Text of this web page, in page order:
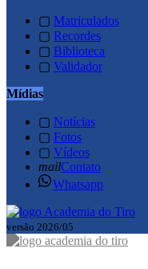
▢ Matriculados
▢ Recordes
▢ Biblioteca
▢ Validador
Mídias
▢ Notícias
▢ Fotos
▢ Vídeos
mailContato
Whatsapp
versão 2026/05